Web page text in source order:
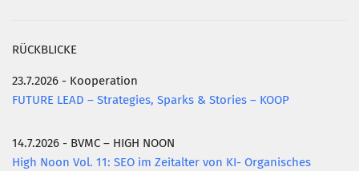
RÜCKBLICKE
23.7.2026 - Kooperation
FUTURE LEAD – Strategies, Sparks & Stories – KOOP
14.7.2026 - BVMC – HIGH NOON
High Noon Vol. 11: SEO im Zeitalter von KI- Organisches